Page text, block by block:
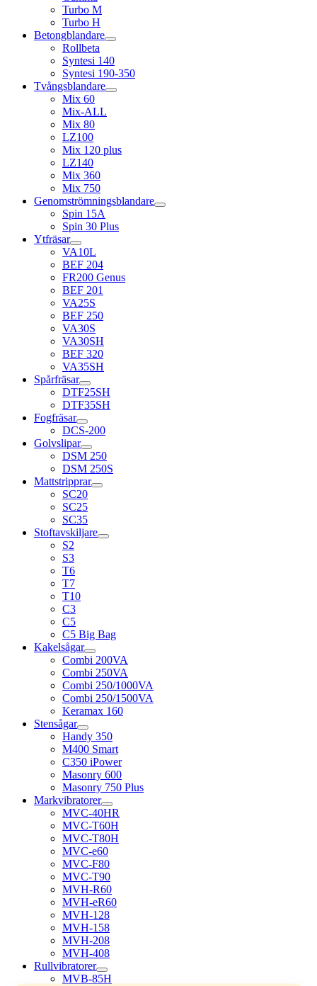
Turbo M
Turbo H
Betongblandare
Rollbeta
Syntesi 140
Syntesi 190-350
Tvångsblandare
Mix 60
Mix-ALL
Mix 80
LZ100
Mix 120 plus
LZ140
Mix 360
Mix 750
Genomströmningsblandare
Spin 15A
Spin 30 Plus
Ytfräsar
VA10L
BEF 204
FR200 Genus
BEF 201
VA25S
BEF 250
VA30S
VA30SH
BEF 320
VA35SH
Spårfräsar
DTF25SH
DTF35SH
Fogfräsar
DCS-200
Golvslipar
DSM 250
DSM 250S
Mattstripprar
SC20
SC25
SC35
Stoftavskiljare
S2
S3
T6
T7
T10
C3
C5
C5 Big Bag
Kakelsågar
Combi 200VA
Combi 250VA
Combi 250/1000VA
Combi 250/1500VA
Keramax 160
Stensågar
Handy 350
M400 Smart
C350 iPower
Masonry 600
Masonry 750 Plus
Markvibratorer
MVC-40HR
MVC-T60H
MVC-T80H
MVC-e60
MVC-F80
MVC-T90
MVH-R60
MVH-eR60
MVH-128
MVH-158
MVH-208
MVH-408
Rullvibratorer
MVB-85H